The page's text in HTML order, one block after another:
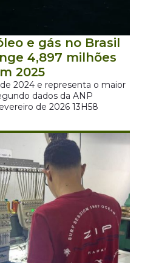
e gás no Brasil
4,897 milhões
2025
2024 e representa o maior
dados da ANP
de 2026 13H58